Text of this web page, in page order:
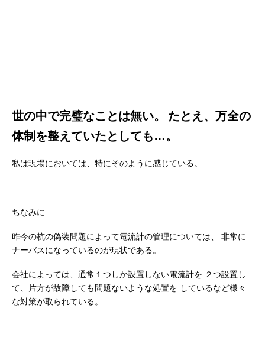
世の中で完璧なことは無い。
たとえ、万全の
体制を整えていたとしても…。
私は現場においては、特にそのように感じている。
ちなみに
昨今の杭の偽装問題によって電流計の管理については、
非常に
ナーバスになっているのが現状である。
会社によっては、通常１つしか設置しない電流計を ２つ設置し
て、片方が故障しても問題ないような処置を しているなど様々
な対策が取られている。